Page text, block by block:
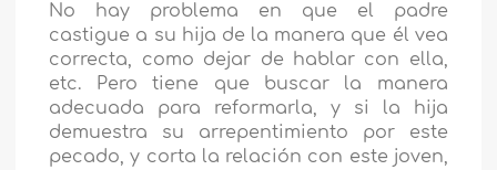
No hay problema en que el padre
castigue a su hija de la manera que él vea
correcta, como dejar de hablar con ella,
etc. Pero tiene que buscar la manera
adecuada para reformarla, y si la hija
demuestra su arrepentimiento por este
pecado, y corta la relación con este joven,